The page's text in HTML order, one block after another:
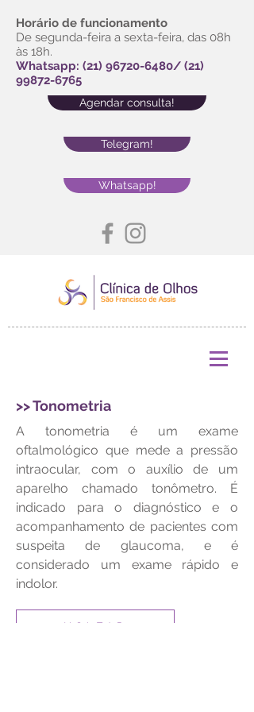
Horário de funcionamento
De segunda-feira a sexta-feira, das 08h
às 18h.
Whatsapp: (21) 96720-6480/ (21)
99872-6765
Agendar consulta!
Telegram!
Whatsapp!
>> Tonometria
A tonometria é um exame
oftalmológico que mede a pressão
intraocular, com o auxílio de um
aparelho chamado tonômetro. É
indicado para o diagnóstico e o
acompanhamento de pacientes com
suspeita de glaucoma, e é
considerado um exame rápido e
indolor.
<< V O L T A R <<